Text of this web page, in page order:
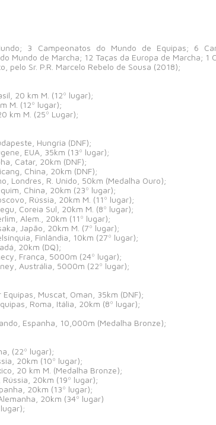
3 Campeonatos do Mundo de Equipas; 6
Mundo de Marcha; 12 Taças da Europa de Marcha;
pelo Sr. P.R. Marcelo Rebelo de Sousa (2018);
20 km M. (12º lugar);
M. (12º lugar);
km M. (25º Lugar);
Hungria (DNF);
EUA, 35km (13º lugar);
Catar, 20km (DNF);
China, 20km (DNF);
Londres, R. Unido, 50km (Medalha Ouro);
China, 20km (23º lugar);
Rússia, 20km M. (11º lugar);
Coreia Sul, 20km M. (8º lugar);
Alem., 20km (11º lugar);
Japão, 20km M. (7º lugar);
Finlândia, 10km (27º lugar);
20km (DQ);
França, 5000m (24º lugar);
Austrália, 5000m (22º lugar);
Muscat, Oman, 35km (DNF);
Roma, Itália, 20km (8º lugar);
Espanha, 10,000m (Medalha Bronze);
(22º lugar);
20km (10º lugar);
20 km M. (Medalha Bronze);
20km (19º lugar);
20km (13º lugar);
20km (34º lugar)